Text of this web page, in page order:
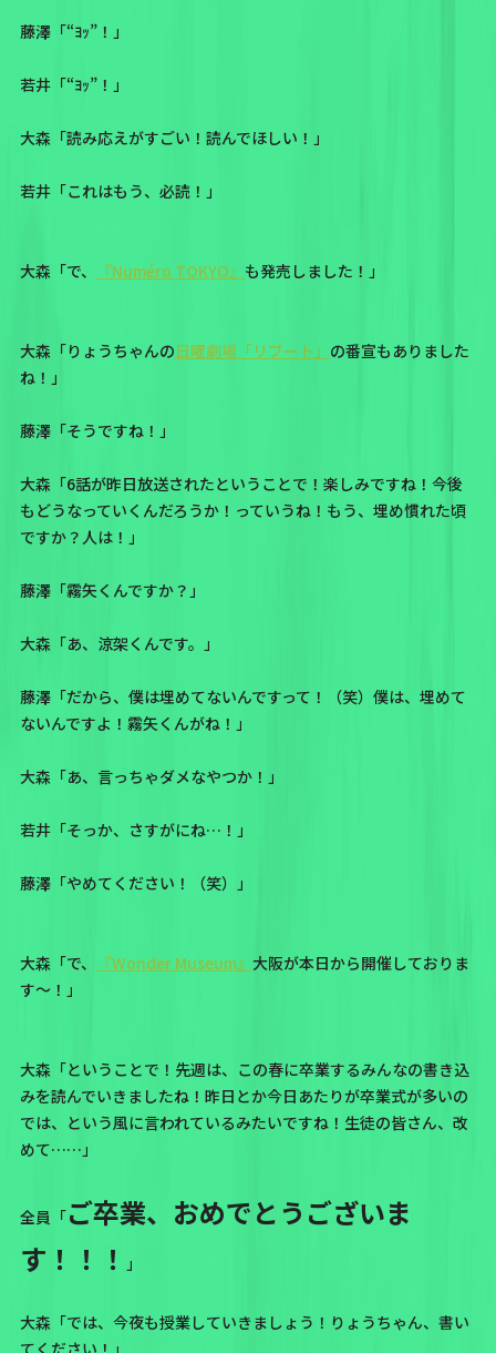
藤澤「“ﾖｯ”！」
若井「“ﾖｯ”！」
大森「読み応えがすごい！読んでほしい！」
若井「これはもう、必読！」
大森「で、 『Numéro TOKYO』 も発売しました！」
大森「りょうちゃんの日曜劇場「リブート」 の番宣もありました
ね！」
藤澤「そうですね！」
大森「6話が昨日放送されたということで！楽しみですね！今後
もどうなっていくんだろうか！っていうね！もう、埋め慣れた頃
ですか？人は！」
藤澤「霧矢くんですか？」
大森「あ、涼架くんです。」
藤澤「だから、僕は埋めてないんですって！（笑）僕は、埋めて
ないんですよ！霧矢くんがね！」
大森「あ、言っちゃダメなやつか！」
若井「そっか、さすがにね…！」
藤澤「やめてください！（笑）」
大森「で、 『Wonder Museum』 大阪が本日から開催しておりま
す〜！」
大森「ということで！先週は、この春に卒業するみんなの書き込
みを読んでいきましたね！昨日とか今日あたりが卒業式が多いの
では、という風に言われているみたいですね！生徒の皆さん、改
めて……」
全員「ご卒業、おめでとうございま
す！！！ 」
大森「では、今夜も授業していきましょう！りょうちゃん、書い